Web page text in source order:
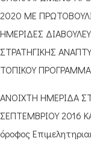
2020 ΜΕ
ΗΜΕΡΙΔΕΣ
ΣΤΡΑΤΗΓΙΚΗΣ
ΤΟΠΙΚΟΥ
ΑΝΟΙΧΤΗ ΗΜΕΡΙΔΑ
ΣΕΠΤΕΜΒΡΙΟΥ 2016
όροφος